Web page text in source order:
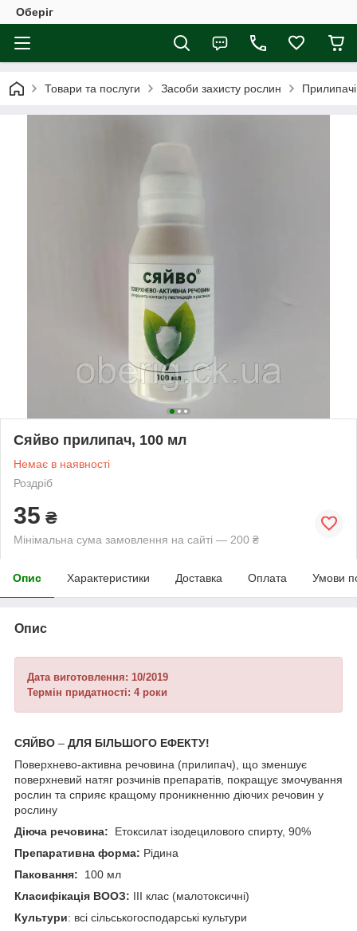
Оберіг
Товари та послуги Засоби захисту рослин Прилипачі
Сяйво прилипач, 100 мл
Немає в наявності
Роздріб
35 ₴
Мінімальна сума замовлення на сайті — 200 ₴
Опис Характеристики Доставка Оплата Умови
Опис
Дата виготовлення: 10/2019
Термін придатності: 4 роки
СЯЙВО – ДЛЯ БІЛЬШОГО ЕФЕКТУ!
Поверхнево-активна речовина (прилипач), що зменшує
поверхневий натяг розчинів препаратів, покращує змочування
рослин та сприяє кращому проникненню діючих речовин у
рослину
Діюча речовина: Етоксилат ізодецилового спирту, 90%
Препаративна форма: Рідина
Паковання: 100 мл
Класифікація ВООЗ: III клас (малотоксичні)
Культури: всі сільськогосподарські культури